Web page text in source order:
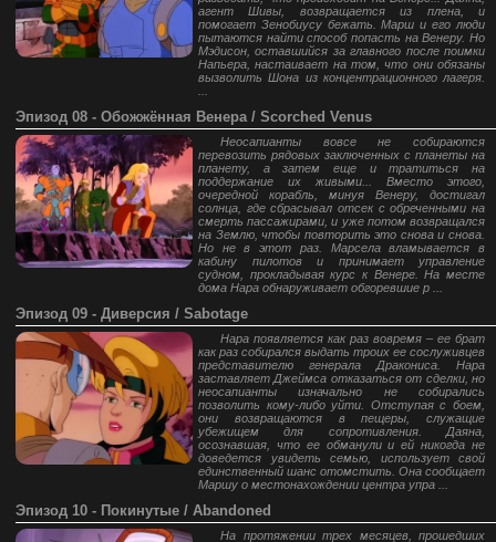
агент Шивы, возвращается из плена, и
помогает Зенобиусу бежать. Марш и его люди
пытаются найти способ попасть на Венеру. Но
Мэдисон, оставшийся за главного после поимки
Напьера, настаивает на том, что они обязаны
вызволить Шона из концентрационного лагеря.
Эпизод 08 - Обожжённая Венера / Scorched Venus
Неосапианты вовсе не собираются
перевозить рядовых заключенных с планеты на
планету, а затем еще и тратиться на
поддержание их живыми... Вместо этого,
очередной корабль, минуя Венеру, достигал
солнца, где сбрасывал отсек с обреченными на
смерть пассажирами, и уже потом возвращался
на Землю, чтобы повторить это снова и снова.
Но не в этот раз. Марсела вламывается в
кабину пилотов и принимает управление
судном, прокладывая курс к Венере. На месте
дома Нара обнаруживает обгоревшие р ...
Эпизод 09 - Диверсия / Sabotage
Нара появляется как раз вовремя – ее брат
как раз собирался выдать троих ее сослуживцев
представителю генерала Дракониса. Нара
заставляет Джеймса отказаться от сделки, но
неосапианты изначально не собирались
позволить кому-либо уйти. Отступая с боем,
они возвращаются в пещеры, служащие
убежищем для сопротивления. Даяна,
осознавшая, что ее обманули и ей никогда не
доведется увидеть семью, использует свой
единственный шанс отомстить. Она сообщает
Маршу о местонахождении центра упра ...
Эпизод 10 - Покинутые / Abandoned
На протяжении трех месяцев, прошедших